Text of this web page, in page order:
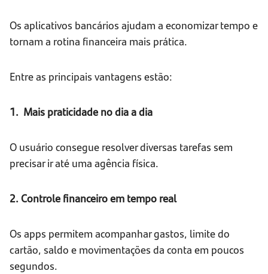
Os aplicativos bancários ajudam a economizar tempo e
tornam a rotina financeira mais prática.
Entre as principais vantagens estão:
1. Mais praticidade no dia a dia
O usuário consegue resolver diversas tarefas sem
precisar ir até uma agência física.
2. Controle financeiro em tempo real
Os apps permitem acompanhar gastos, limite do
cartão, saldo e movimentações da conta em poucos
segundos.